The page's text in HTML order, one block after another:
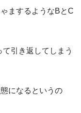
まするようなBとC
て引き返してしまう
になるというの